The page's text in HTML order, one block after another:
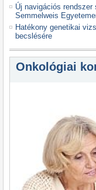
Új navigációs
Semmelweis
Hatékony genetikai
becslésére
Onkológiai